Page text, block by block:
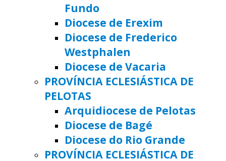
Fundo
Diocese de Erexim
Diocese de Frederico
Westphalen
Diocese de Vacaria
PROVÍNCIA ECLESIÁSTICA DE
PELOTAS
Arquidiocese de Pelotas
Diocese de Bagé
Diocese do Rio Grande
PROVÍNCIA ECLESIÁSTICA DE